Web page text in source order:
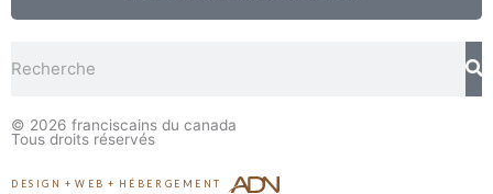
© 2026 franciscains du canada
Tous droits réservés
DESIGN + WEB + HÉBERGEMENT